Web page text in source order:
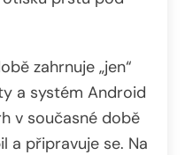
zahrnuje „jen“
a systém Android
v současné době
a připravuje se. Na